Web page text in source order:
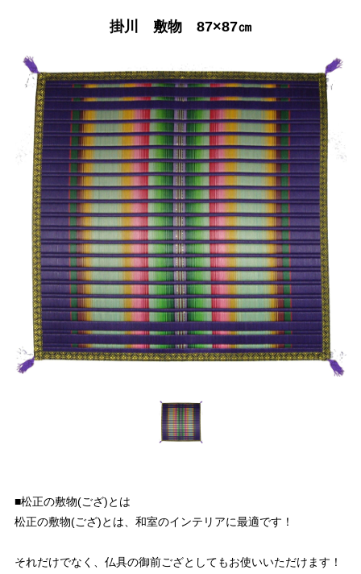
掛川 敷物 87×87㎝
■松正の敷物(ござ)とは
松正の敷物(ござ)とは、和室のインテリアに最適です！
それだけでなく、仏具の御前ござとしてもお使いいただけます！